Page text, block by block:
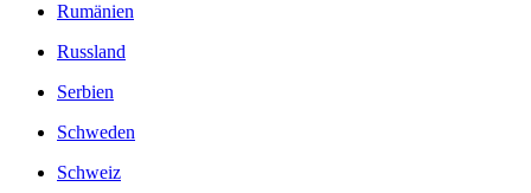
Rumänien
Russland
Serbien
Schweden
Schweiz